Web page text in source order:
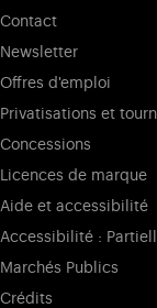
Contact
Newsletter
Offres d'emploi
Privatisations et
Concessions
Licences de marque
Aide et accessibilité
Accessibilité :
Marchés Publics
Crédits